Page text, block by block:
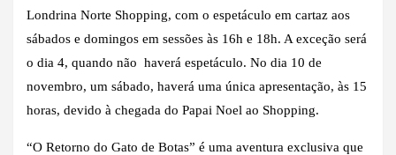
Londrina Norte Shopping, com o espetáculo em cartaz aos
sábados e domingos em sessões às 16h e 18h. A exceção será
o dia 4, quando não haverá espetáculo. No dia 10 de
novembro, um sábado, haverá uma única apresentação, às 15
horas, devido à chegada do Papai Noel ao Shopping.
“O Retorno do Gato de Botas” é uma aventura exclusiva que